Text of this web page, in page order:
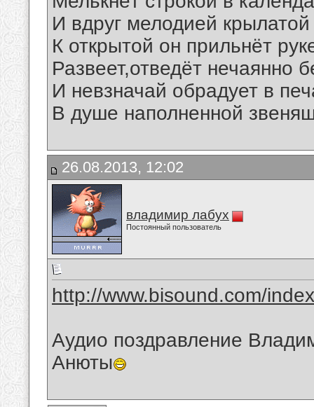
И вдруг мелодией крылатой
К открытой он прильнёт
Развеет,отведёт нечаянно
И невзначай обрадует в
В душе наполненной
26.08.2013, 12:02
владимир лабух
Постоянный пользователь
http://www.bisound.com/
Аудио поздравление
Анюты